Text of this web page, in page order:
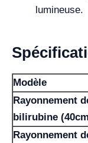
lumineuse.
Modèle
Rayonnement
bilirubine
Rayonnement